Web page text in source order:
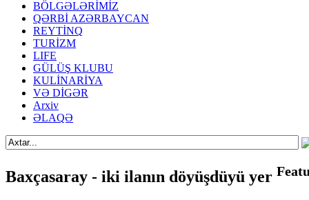
BÖLGƏLƏRİMİZ
QƏRBİ AZƏRBAYCAN
REYTİNQ
TURİZM
LIFE
GÜLÜŞ KLUBU
KULİNARİYA
VƏ DİGƏR
Arxiv
ƏLAQƏ
Baxçasaray - iki ilanın döyüşdüyü yer